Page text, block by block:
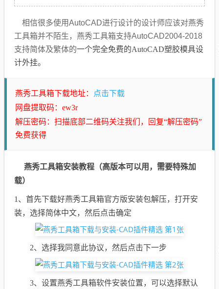
相信很多使用AutoCAD进行设计的设计师应该对燕秀
工具箱并不陌生，燕秀工具箱支持AutoCAD2004-2018
支持简体及繁体的一个完全免费的AutoCAD塑胶模具设
计外挂。
燕秀工具箱下载地址： 点击下载
网盘提取码：ew3r
解压密码：扫描底部二维码关注我们，回复“解压密码”
免费获得
燕秀工具箱安装教程（高版本可以用，需要特殊加
载）
1、首先下载好燕秀工具箱官方版安装包解压，打开安
装，选择简体中文，然后点击确定
2、选择我同意此协议，然后点击下一步
3、设置燕秀工具箱软件安装位置，可以选择默认